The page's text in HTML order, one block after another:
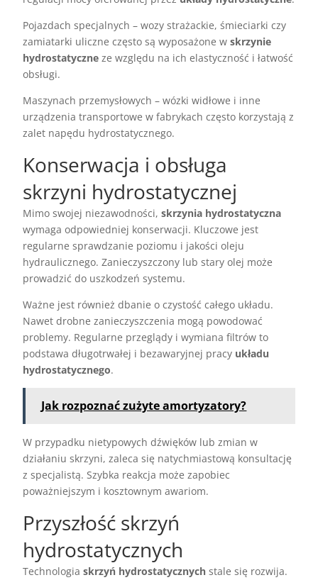
Pojazdach specjalnych – wozy strażackie, śmieciarki czy
zamiatarki uliczne często są wyposażone wskrzynie
hydrostatyczne ze względu na ich elastyczność i łatwość
obsługi.
Maszynach przemysłowych – wózki widłowe i inne
urządzenia transportowe w fabrykach często korzystają z
zalet napędu hydrostatycznego.
Konserwacja i obsługa
skrzyni hydrostatycznej
Mimo swojej niezawodności,skrzynia hydrostatyczna
wymaga odpowiedniej konserwacji. Kluczowe jest
regularne sprawdzanie poziomu i jakości oleju
hydraulicznego. Zanieczyszczony lub stary olej może
prowadzić do uszkodzeń systemu.
Ważne jest również dbanie o czystość całego układu.
Nawet drobne zanieczyszczenia mogą powodować
problemy. Regularne przeglądy i wymiana filtrów to
podstawa długotrwałej i bezawaryjnej pracy układu
hydrostatycznego.
Jak rozpoznać zużyte amortyzatory?
W przypadku nietypowych dźwięków lub zmian w
działaniu skrzyni, zaleca się natychmiastową konsultację
z specjalistą. Szybka reakcja może zapobiec
poważniejszym i kosztownym awariom.
Przyszłość skrzyń
hydrostatycznych
Technologiaskrzyń hydrostatycznych stale się rozwija.